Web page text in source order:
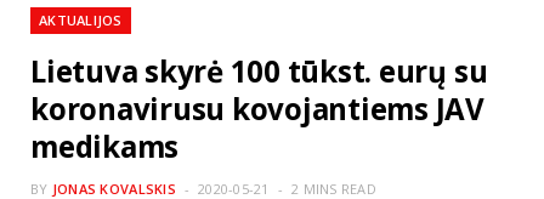
AKTUALIJOS
Lietuva skyrė 100 tūkst. eurų su
koronavirusu kovojantiems JAV
medikams
BY JONAS KOVALSKIS 2020-05-21 2 MINS READ